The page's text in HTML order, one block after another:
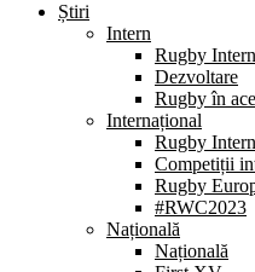
Știri
Intern
Rugby Intern
Dezvoltare
Rugby în
Internațional
Rugby
Competiții
Rugby
#RWC2023
Națională
Națională